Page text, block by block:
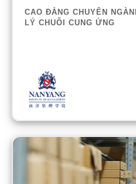
CAO ĐẲNG CHUYÊN
LÝ CHUỖI CUNG ỨNG